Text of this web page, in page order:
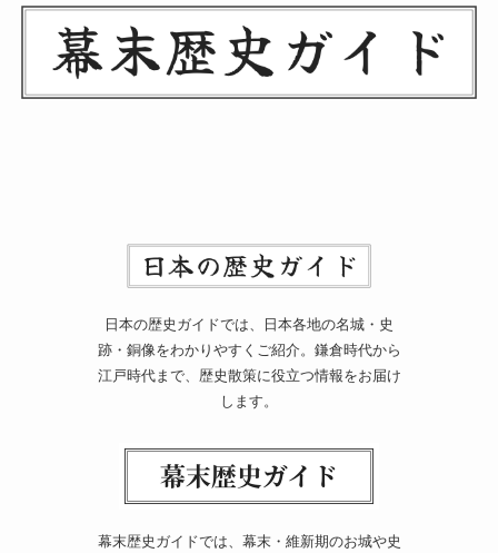
日本の歴史ガイドでは、日本各地の名城・史
跡・銅像をわかりやすくご紹介。鎌倉時代から
江戸時代まで、歴史散策に役立つ情報をお届け
します。
幕末歴史ガイドでは、幕末・維新期のお城や史